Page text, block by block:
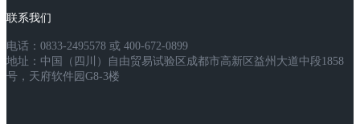
联系我们
电话：0833-2495578 或 400-672-0899
地址：中国（四川）自由贸易试验区成都市高新区益州大道中段1858
号，天府软件园G8-3楼